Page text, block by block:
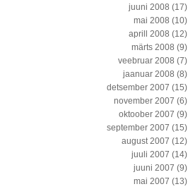
juuni 2008 (17)
mai 2008 (10)
aprill 2008 (12)
märts 2008 (9)
veebruar 2008 (7)
jaanuar 2008 (8)
detsember 2007 (15)
november 2007 (6)
oktoober 2007 (9)
september 2007 (15)
august 2007 (12)
juuli 2007 (14)
juuni 2007 (9)
mai 2007 (13)